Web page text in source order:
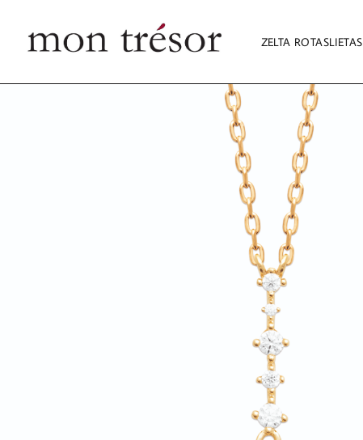
ZELTA ROTASLIETAS